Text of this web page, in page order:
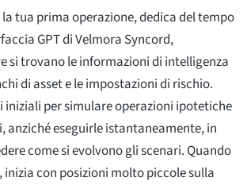
tua prima operazione, dedica del tempo
GPT di Velmora Syncord,
si trovano le informazioni di intelligenza
di asset e le impostazioni di rischio.
iniziali per simulare operazioni ipotetiche
anziché eseguirle istantaneamente, in
come si evolvono gli scenari. Quando
con posizioni molto piccole sulla